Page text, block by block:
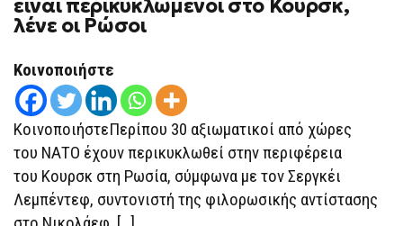
είναι περικυκλωμένοι στο Κουρσκ,
λένε οι Ρώσοι
Κοινοποιήστε
ΚοινοποιήστεΠερίπου 30 αξιωματικοί από χώρες
του ΝΑΤΟ έχουν περικυκλωθεί στην περιφέρεια
του Κουρσκ στη Ρωσία, σύμφωνα με τον Σεργκέι
Λεμπέντεφ, συντονιστή της φιλορωσικής αντίστασης